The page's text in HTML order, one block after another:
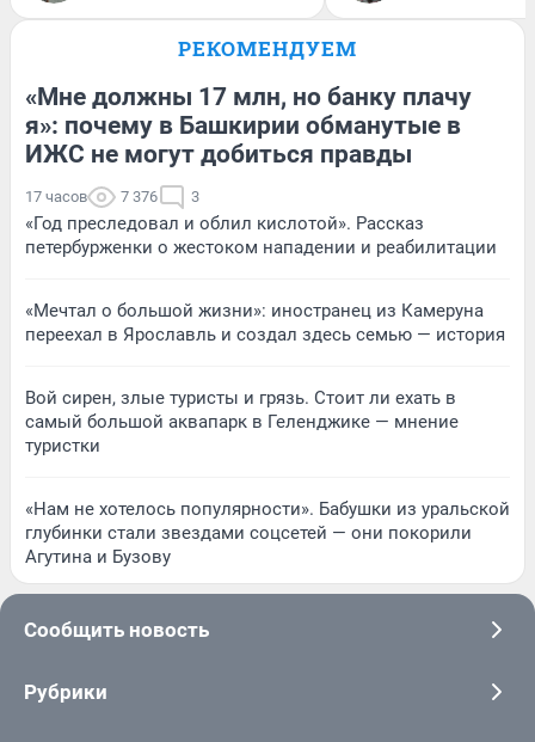
РЕКОМЕНДУЕМ
«Мне должны 17 млн, но банку плачу
я»: почему в Башкирии обманутые в
ИЖС не могут добиться правды
17 часов 7 376 3
«Год преследовал и облил кислотой». Рассказ
петербурженки о жестоком нападении и реабилитации
«Мечтал о большой жизни»: иностранец из Камеруна
переехал в Ярославль и создал здесь семью — история
Вой сирен, злые туристы и грязь. Стоит ли ехать в
самый большой аквапарк в Геленджике — мнение
туристки
«Нам не хотелось популярности». Бабушки из уральской
глубинки стали звездами соцсетей — они покорили
Агутина и Бузову
Сообщить новость
Рубрики